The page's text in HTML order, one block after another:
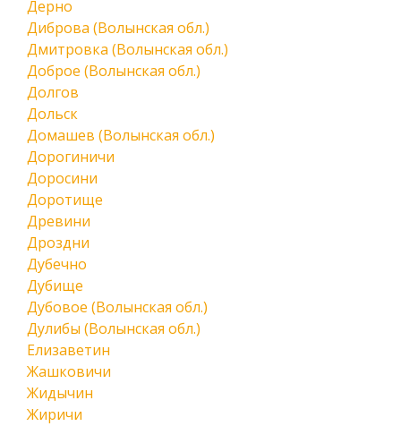
Дерно
Диброва (Волынская обл.)
Дмитровка (Волынская обл.)
Доброе (Волынская обл.)
Долгов
Дольск
Домашев (Волынская обл.)
Дорогиничи
Доросини
Доротище
Древини
Дроздни
Дубечно
Дубище
Дубовое (Волынская обл.)
Дулибы (Волынская обл.)
Елизаветин
Жашковичи
Жидычин
Жиричи